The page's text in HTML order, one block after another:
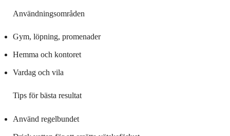
Användningsområden
Gym, löpning, promenader
Hemma och kontoret
Vardag och vila
Tips för bästa resultat
Använd regelbundet